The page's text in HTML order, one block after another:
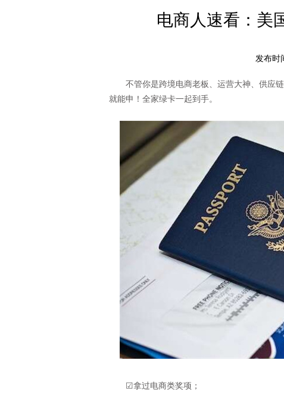
电商人速看：美
发布时
不管你是跨境电商老板、运营大神、供应链
就能申！全家绿卡一起到手。
☑拿过电商类奖项；